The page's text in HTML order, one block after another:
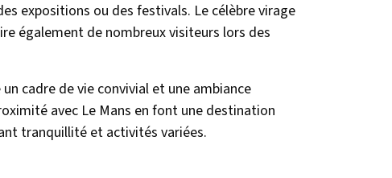
expositions ou des festivals. Le célèbre virage
également de nombreux visiteurs lors des
cadre de vie convivial et une ambiance
avec Le Mans en font une destination
tranquillité et activités variées.